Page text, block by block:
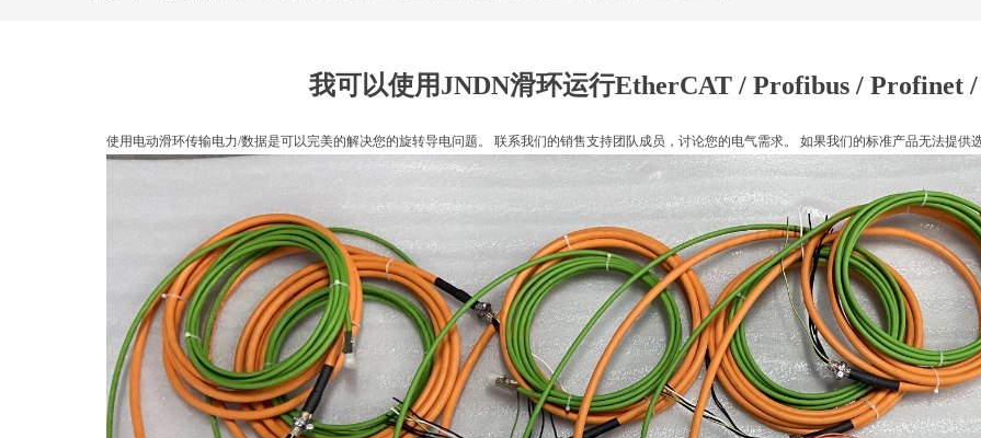
我可以使用JNDN滑环运行EtherCAT / Profibus / Profinet /
使用电动滑环传输电力/数据是可以完美的解决您的旋转导电问题。 联系我们的销售支持团队成员，讨论您的电气需求。 如果我们的标准产品无法提